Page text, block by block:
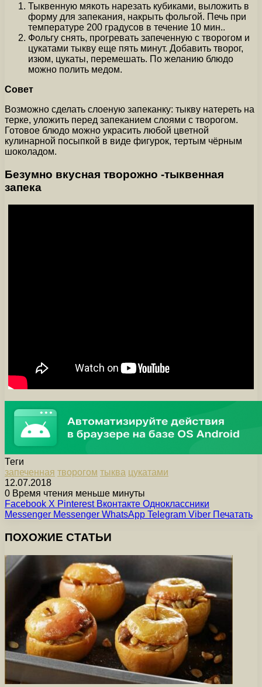
Тыквенную мякоть нарезать кубиками, выложить в
форму для запекания, накрыть фольгой. Печь при
температуре 200 градусов в течение 10 мин..
Фольгу снять, прогревать запеченную с творогом и
цукатами тыкву еще пять минут. Добавить творог,
изюм, цукаты, перемешать. По желанию блюдо
можно полить медом.
Совет
Возможно сделать слоеную запеканку: тыкву натереть на
терке, уложить перед запеканием слоями с творогом.
Готовое блюдо можно украсить любой цветной
кулинарной посыпкой в виде фигурок, тертым чёрным
шоколадом.
Безумно вкусная творожно -тыквенная
запека
Теги
запеченная творогом тыква цукатами
12.07.2018
0 Время чтения меньше минуты
Facebook X Pinterest Вконтакте Одноклассники
Messenger Messenger WhatsApp Telegram Viber Печатать
ПОХОЖИЕ СТАТЬИ